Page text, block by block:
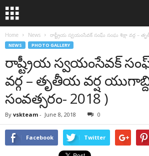
Home News రాష్ట్రీయ స్వయంసేవక్ సంఘ్ సంఘ శిక్షా వర్గ –
NEWS PHOTO GALLERY
రాష్ట్రీయ స్వయంసేవక్
వర్గ – తృతీయ వర్ష
సంవత్సరం- 2018 )
By vskteam - June 8, 2018 0
Facebook Twitter